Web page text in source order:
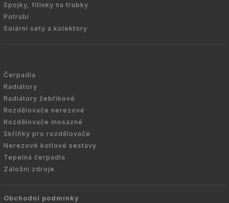
Spojky, fitinky na trubky
Potrubí
Solární sety a kolektory
Čerpadla
Radiátory
Radiátory žebříkové
Rozdělovače nerezové
Rozdělovače mosazné
Skříňky pro rozdělovače
Nerezové kotlové sestavy
Tepelná čerpadla
Záložní zdroje
Obchodní podmínky